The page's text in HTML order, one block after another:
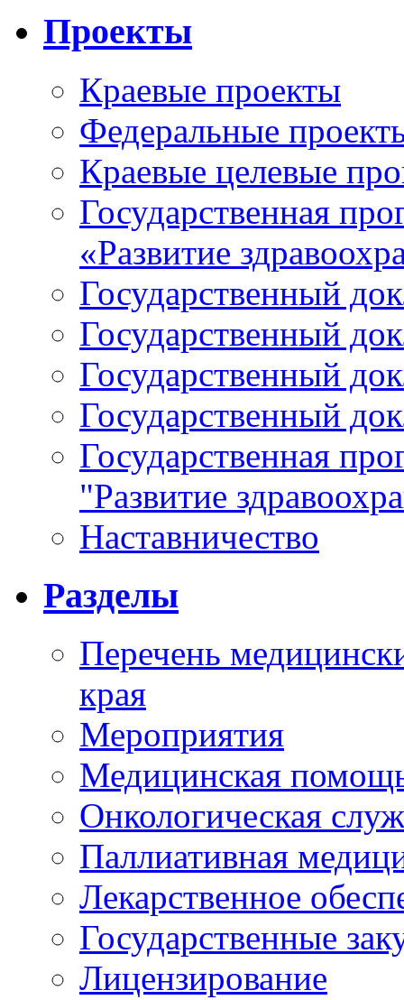
Проекты
Краевые проекты
Федеральные
Краевые целевые
Государственная
«Развитие
Государственный
Государственный
Государственный
Государственный
Государственная
"Развитие
Наставничество
Разделы
Перечень
края
Мероприятия
Медицинская
Онкологическая
Паллиативная
Лекарственное
Государственные
Лицензирование